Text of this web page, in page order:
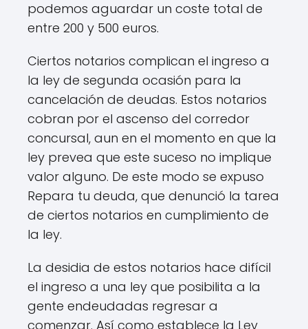
podemos aguardar un coste total de
entre 200 y 500 euros.
Ciertos notarios complican el ingreso a
la ley de segunda ocasión para la
cancelación de deudas. Estos notarios
cobran por el ascenso del corredor
concursal, aun en el momento en que la
ley prevea que este suceso no implique
valor alguno. De este modo se expuso
Repara tu deuda, que denunció la tarea
de ciertos notarios en cumplimiento de
la ley.
La desidia de estos notarios hace difícil
el ingreso a una ley que posibilita a la
gente endeudadas regresar a
comenzar. Así como establece la Ley